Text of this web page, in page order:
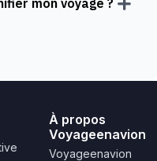
mon voyage ?
À propos
Voyageenavion
Voyageenavion